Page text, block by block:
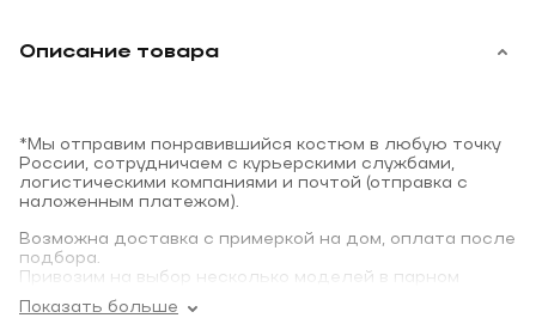
Описание товара
*Мы отправим понравившийся костюм в любую точку
России, сотрудничаем с курьерскими службами,
логистическими компаниями и почтой (отправка с
наложенным платежом).
Возможна доставка с примеркой на дом, оплата после
подбора.
Привозим на выбор несколько моделей в парном
размере.
Показать больше